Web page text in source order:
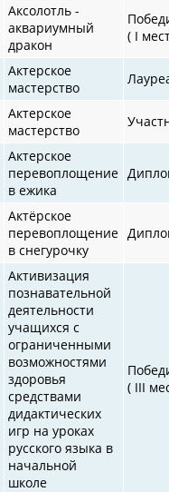
Аксолотль -
аквариумный
дракон
( I
Актерское
мастерство
Актерское
мастерство
Актерское
перевоплощение
в ежика
Актёрское
перевоплощение
в снегурочку
Активизация
познавательной
деятельности
учащихся с
ограниченными
возможностями
здоровья
средствами
дидактических
игр на уроках
русского языка в
начальной
школе
( III